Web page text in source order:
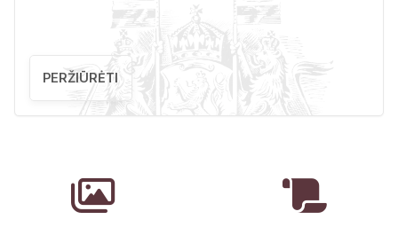
PERŽIŪRĖTI